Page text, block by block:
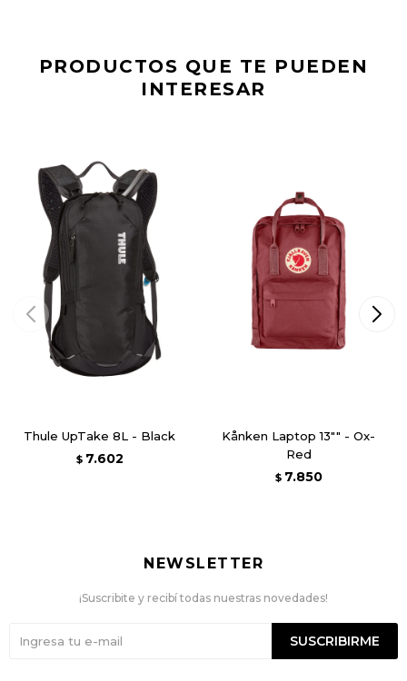
PRODUCTOS QUE TE PUEDEN
INTERESAR
Thule UpTake 8L - Black
$ 7.602
Kånken Laptop 13"" - Ox-
Red
$ 7.850
NEWSLETTER
¡Suscribite y recibí todas nuestras novedades!
SUSCRIBIRME